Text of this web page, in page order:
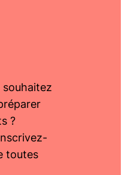
?
toutes